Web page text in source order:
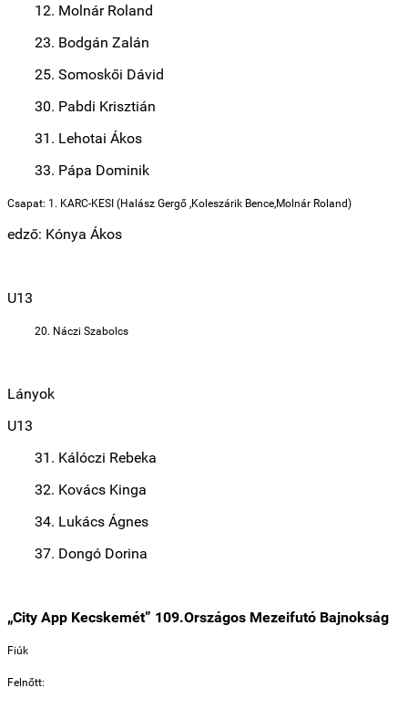
12. Molnár Roland
23. Bodgán Zalán
25. Somoskői Dávid
30. Pabdi Krisztián
31. Lehotai Ákos
33. Pápa Dominik
Csapat: 1. KARC-KESI (Halász Gergő ,Koleszárik Bence,Molnár Roland)
edző: Kónya Ákos
U13
20. Náczi Szabolcs
Lányok
U13
31. Kálóczi Rebeka
32. Kovács Kinga
34. Lukács Ágnes
37. Dongó Dorina
„City App Kecskemét” 109.Országos Mezeifutó Bajnokság
Fiúk
Felnőtt: